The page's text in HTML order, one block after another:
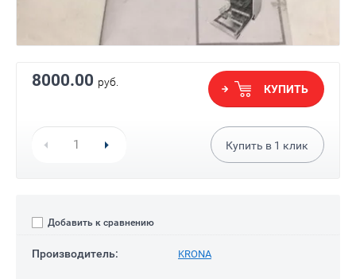
8000.00 руб.
КУПИТЬ
Купить в 1 клик
Добавить к сравнению
Производитель: KRONA